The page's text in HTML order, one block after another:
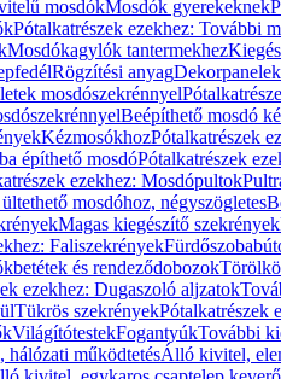
mosdókMosdók gyerekeknek
Pótalkatrészek ezekhez: További
Mosdókagylók tantermekhez
Rögzítési anyagDekorpanelek
mosdószekrénnyel
Beépíthető mosdó
KézmosókhozPótalkatrészek
építhető mosdóPótalkatrészek
ezekhez: Mosdópultok
mosdóhoz, négyszögletes
Magas kiegészítő szekrények
Faliszekrények
és rendeződobozok
ezekhez: Dugaszoló aljzatok
Tükrös szekrényekPótalkatrészek
VilágítótestekFogantyúkTovábbi
hálózati működtetésÁlló kivitel,